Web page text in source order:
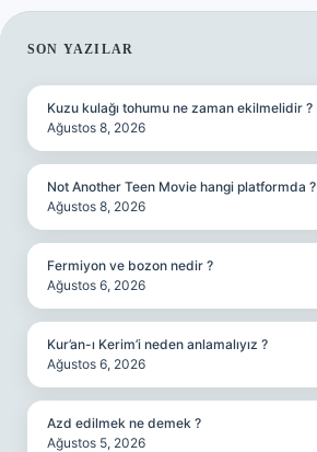
SIDEBAR
SON YAZILAR
Kuzu kulağı tohumu ne zaman ekilmelidir ?
Ağustos 8, 2026
Not Another Teen Movie hangi platformda ?
Ağustos 8, 2026
Fermiyon ve bozon nedir ?
Ağustos 6, 2026
Kur’an-ı Kerim’i neden anlamalıyız ?
Ağustos 6, 2026
Azd edilmek ne demek ?
Ağustos 5, 2026